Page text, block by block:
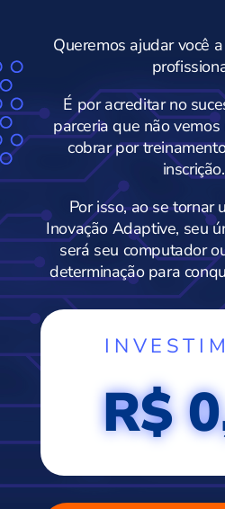
Queremos ajudar você
É por acreditar no
parceria que não
cobrar por
inscrição.
Por isso, ao se tornar
Inovação Adaptive, seu
será seu computador
determinação para
R$